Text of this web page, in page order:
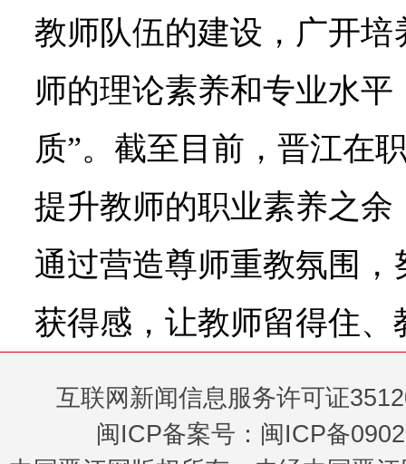
教师队伍的建设，广开
师的理论素养和专业水平
质”。截至目前，晋江在
提升教师的职业素养之余
通过营造尊师重教氛围
获得感，让教师留得住
互联网新闻信息服务许可证
闽ICP备案号：闽ICP备